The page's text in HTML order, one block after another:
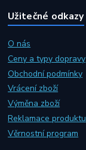
Užitečné odkazy
O nás
Ceny a typy dopravy
Obchodní podmínky
Vrácení zboží
Výměna zboží
Reklamace produktu
Věrnostní program